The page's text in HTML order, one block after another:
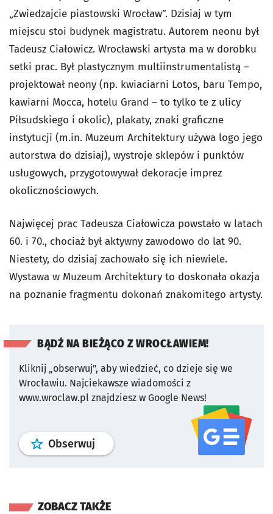
„Zwiedzajcie piastowski Wrocław”. Dzisiaj w tym
miejscu stoi budynek magistratu. Autorem neonu był
Tadeusz Ciałowicz. Wrocławski artysta ma w dorobku
setki prac. Był plastycznym multiinstrumentalistą –
projektował neony (np. kwiaciarni Lotos, baru Tempo,
kawiarni Mocca, hotelu Grand – to tylko te z ulicy
Piłsudskiego i okolic), plakaty, znaki graficzne
instytucji (m.in. Muzeum Architektury używa logo jego
autorstwa do dzisiaj), wystroje sklepów i punktów
usługowych, przygotowywał dekoracje imprez
okolicznościowych.
Najwięcej prac Tadeusza Ciałowicza powstało w latach
60. i 70., chociaż był aktywny zawodowo do lat 90.
Niestety, do dzisiaj zachowało się ich niewiele.
Wystawa w Muzeum Architektury to doskonała okazja
na poznanie fragmentu dokonań znakomitego artysty.
BĄDŹ NA BIEŻĄCO Z WROCŁAWIEM!
Kliknij „obserwuj”, aby wiedzieć, co dzieje się we
Wrocławiu. Najciekawsze wiadomości z
www.wroclaw.pl znajdziesz w Google News!
Obserwuj profil serwisu
ZOBACZ TAKŻE